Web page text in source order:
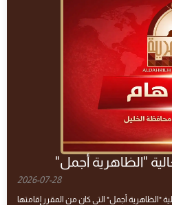
"الظاهرية أجمل"
2026-07-28
"الظاهرية أجمل" التي كان من المقرر إقامتها